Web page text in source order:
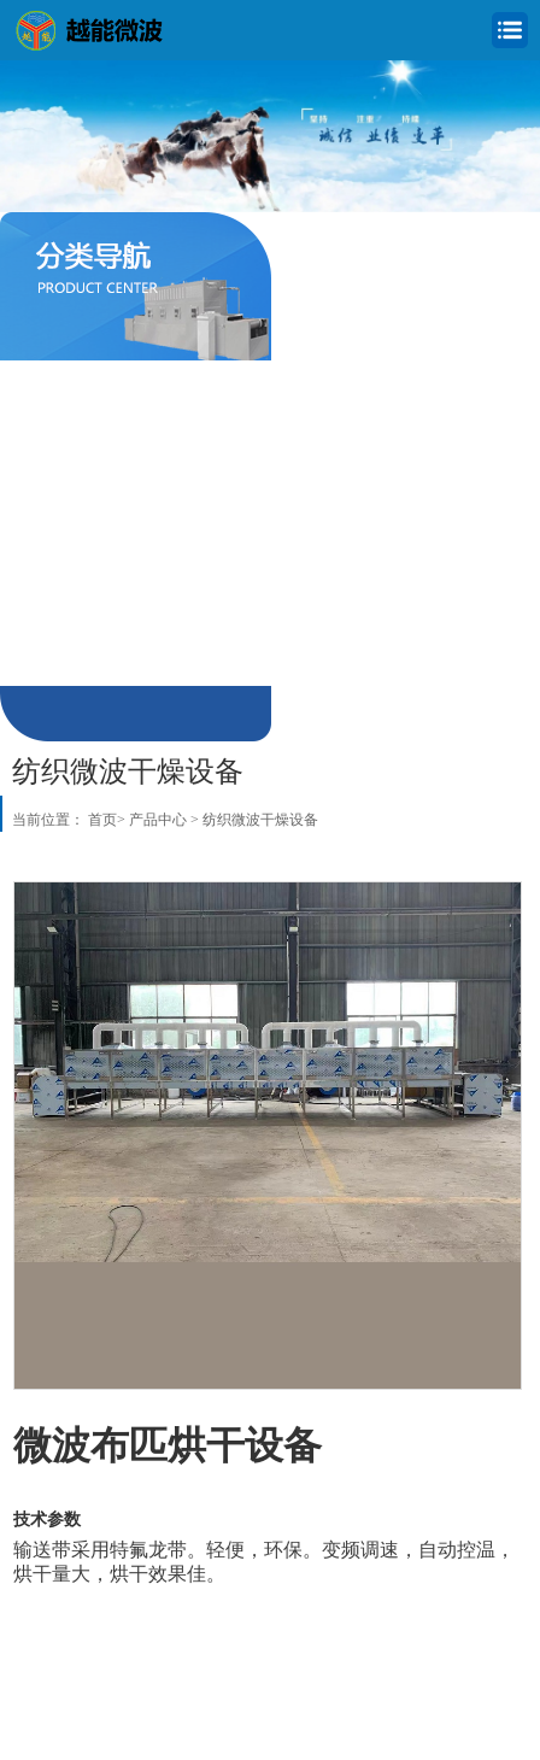
纺织微波干燥设备
当前位置： 首页> 产品中心 > 纺织微波干燥设备
微波布匹烘干设备
技术参数
输送带采用特氟龙带。轻便，环保。变频调速，自动控温，
烘干量大，烘干效果佳。